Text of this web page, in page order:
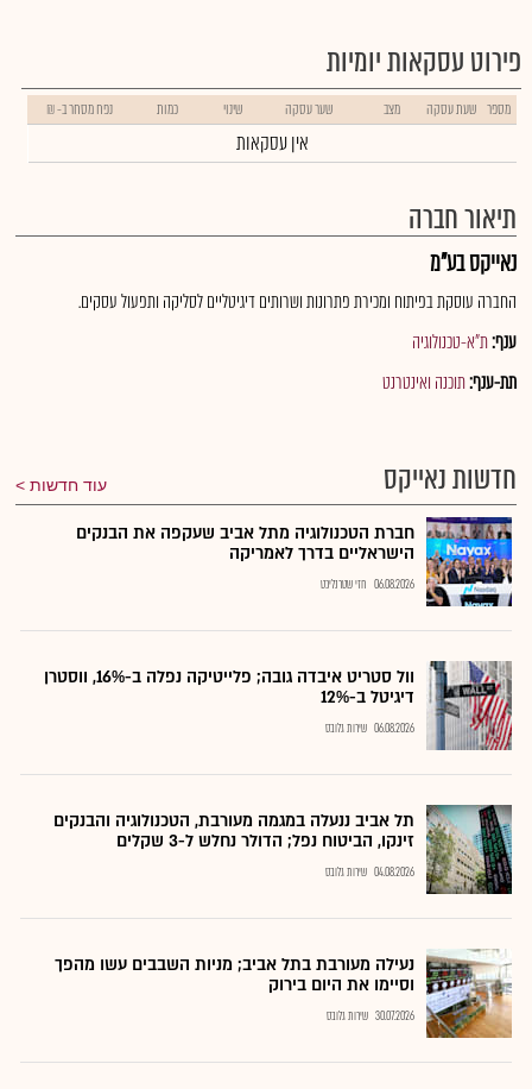
פירוט עסקאות יומיות
מספר שעת עסקה מצב שער עסקה שינוי כמות נפח מסחר ב- ₪
אין עסקאות
תיאור חברה
נאייקס בע"מ
החברה עוסקת בפיתוח ומכירת פתרונות ושרותים דיגיטליים לסליקה ותפעול עסקים.
ענף:ת"א-טכנולוגיה
תת-ענף:תוכנה ואינטרנט
חדשות נאייקס עוד חדשות
חברת הטכנולוגיה מתל אביב שעקפה את הבנקים
הישראליים בדרך לאמריקה
06.08.2026 חזי שטרנליכט
וול סטריט איבדה גובה; פלייטיקה נפלה ב-16%, ווסטרן
דיגיטל ב-12%
06.08.2026 שירות גלובס
תל אביב ננעלה במגמה מעורבת, הטכנולוגיה והבנקים
זינקו, הביטוח נפל; הדולר נחלש ל-3 שקלים
04.08.2026 שירות גלובס
נעילה מעורבת בתל אביב; מניות השבבים עשו מהפך
וסיימו את היום בירוק
30.07.2026 שירות גלובס